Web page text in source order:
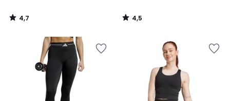
4,7
/
4,5
/